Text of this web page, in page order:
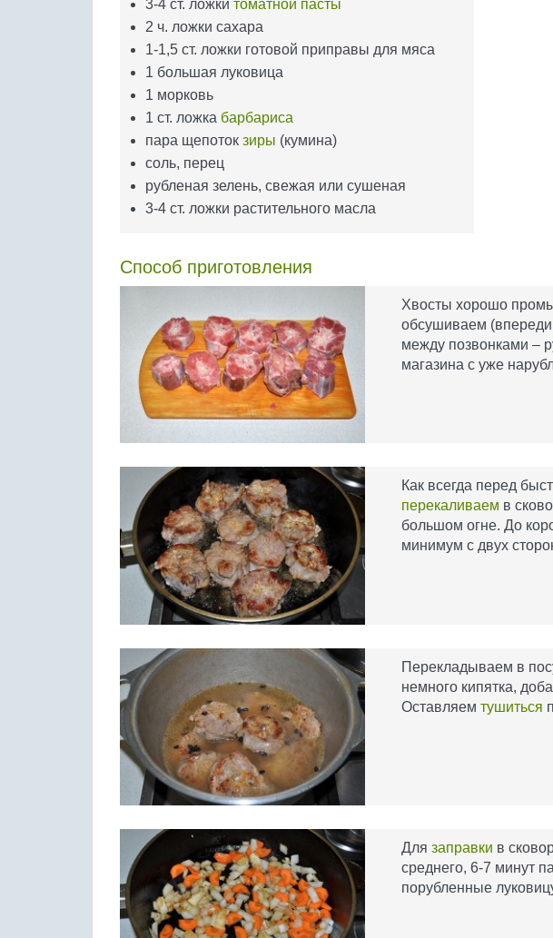
3-4 ст. ложки томатной пасты
2 ч. ложки сахара
1-1,5 ст. ложки готовой приправы для мяса
1 большая луковица
1 морковь
1 ст. ложка барбариса
пара щепоток зиры (кумина)
соль, перец
рубленая зелень, свежая или сушеная
3-4 ст. ложки растительного масла
Способ приготовления
Хвосты хорошо
обсушиваем
между позвонками –
магазина с уже
Как всегда перед
перекаливаем в
большом огне. До
минимум с двух
Перекладываем в
немного кипятка,
Оставляем тушиться
Для заправки в
среднего, 6-7 минут
порубленные